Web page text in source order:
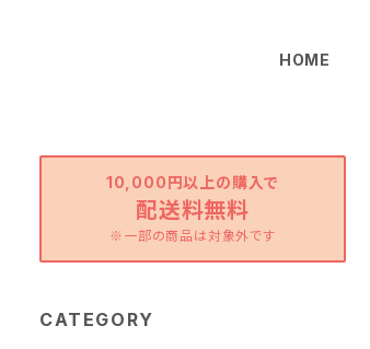
HOME
10,000円以上の購入で
配送料無料
※一部の商品は対象外です
CATEGORY